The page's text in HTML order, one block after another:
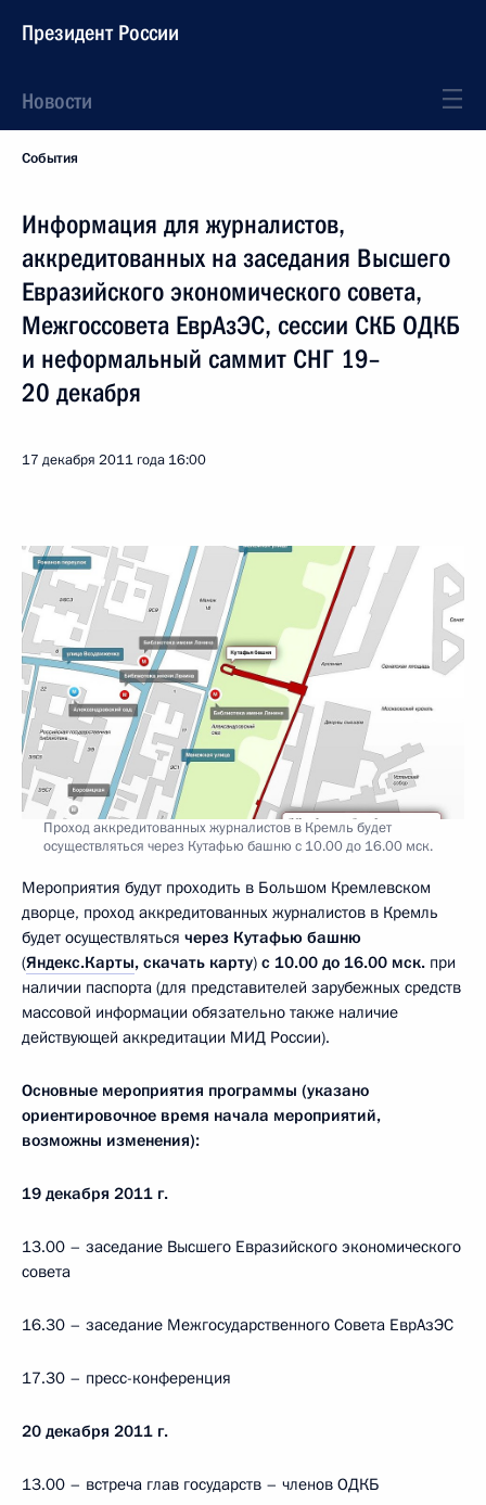
Президент России
Новости
События
Информация для журналистов,
аккредитованных на заседания Высшего
Евразийского экономического совета,
Межгоссовета ЕврАзЭС, сессии СКБ ОДКБ
и неформальный саммит СНГ 19–
20 декабря
17 декабря 2011 года 16:00
Проход аккредитованных журналистов в Кремль будет
осуществляться через Кутафью башню с 10.00 до 16.00 мск.
Мероприятия будут проходить в Большом Кремлевском
дворце, проход аккредитованных журналистов в Кремль
будет осуществляться через Кутафью башню
(Яндекс.Карты, скачать карту) с 10.00 до 16.00 мск. при
наличии паспорта (для представителей зарубежных средств
массовой информации обязательно также наличие
действующей аккредитации МИД России).
Основные мероприятия программы (указано
ориентировочное время начала мероприятий,
возможны изменения):
19 декабря 2011 г.
13.00 – заседание Высшего Евразийского экономического
совета
16.30 – заседание Межгосударственного Совета ЕврАзЭС
17.30 – пресс-конференция
20 декабря 2011 г.
13.00 – встреча глав государств – членов ОДКБ